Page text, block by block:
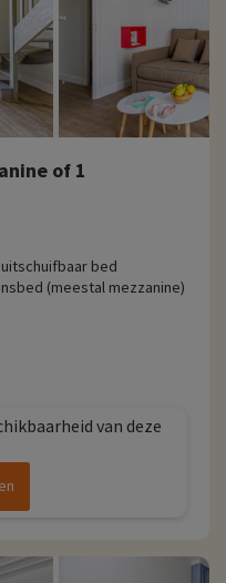
of 1
bed
(meestal mezzanine)
van deze